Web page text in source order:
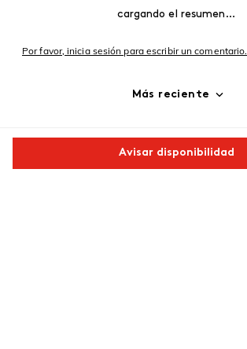
Avisar disponibilidad
cargando el resumen…
Por favor, inicia sesión para escribir un comentario.
Más reciente